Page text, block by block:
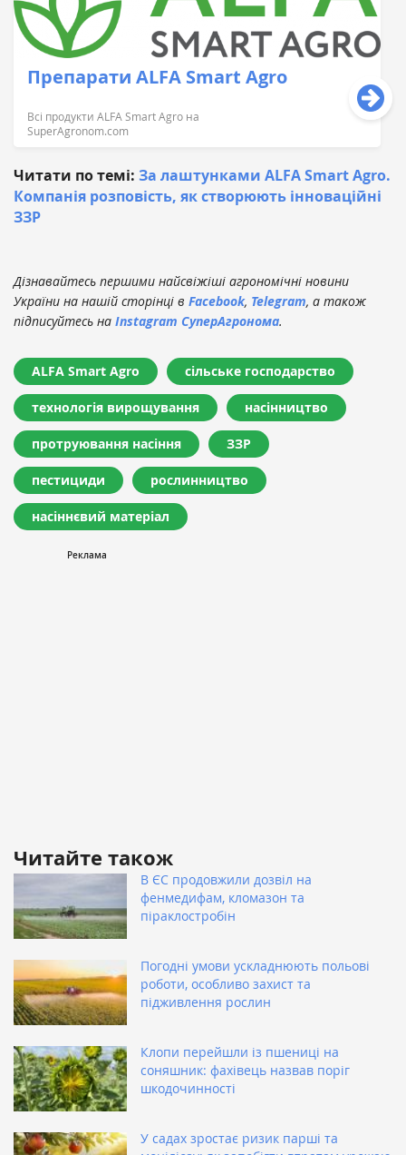
Препарати ALFA Smart Agro
Всі продукти ALFA Smart Agro нa
SuperAgronom.com
Читати по темі: За лаштунками ALFA Smart Agro.
Компанія розповість, як створюють інноваційні
ЗЗР
Дізнавайтесь першими найсвіжіші агрономічні новини
України на нашій сторінці в Facebook, Telegram, а також
підписуйтесь на Instagram СуперАгронома.
ALFA Smart Agro сільське господарство
технологія вирощування насінництво
протруювання насіння ЗЗР
пестициди рослинництво
насіннєвий матеріал
Читайте також
В ЄС продовжили дозвіл на
фенмедифам, кломазон та
піраклостробін
Погодні умови ускладнюють польові
роботи, особливо захист та
підживлення рослин
Клопи перейшли із пшениці на
соняшник: фахівець назвав поріг
шкодочинності
У садах зростає ризик парші та